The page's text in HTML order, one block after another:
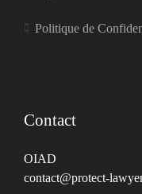
Politique de
Contact
OIAD
contact@protect-